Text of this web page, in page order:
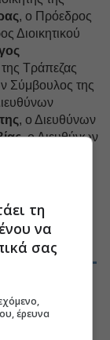
, ο Πρόεδρος
Διοικητικού
Τράπεζας
Σύμβουλος της
, ο Διευθύνων
, ο Διευθύνων
Γραμματέας
έχουν ακόμη
τιμών, τι
τη
να
σας
έρευνα